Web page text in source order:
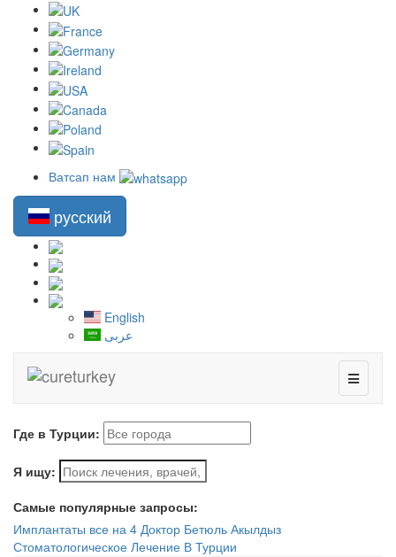
Ватсап нам
русский
English
عربى
Где в Турции:
Я ищу:
Самые популярные запросы:
Имплантаты все на 4 Доктор Бетюль Акылдыз
Стоматологическое Лечение В Турции